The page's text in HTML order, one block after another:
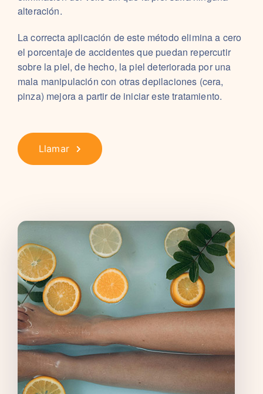
alteración.
La correcta aplicación de este método elimina a cero
el porcentaje de accidentes que puedan repercutir
sobre la piel, de hecho, la piel deteriorada por una
mala manipulación con otras depilaciones (cera,
pinza) mejora a partir de iniciar este tratamiento.
Llamar